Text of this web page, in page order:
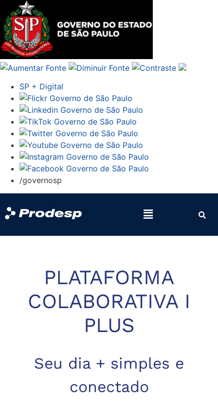
SP + Digital
/governosp
PLATAFORMA
COLABORATIVA I
PLUS
Seu dia + simples e
conectado